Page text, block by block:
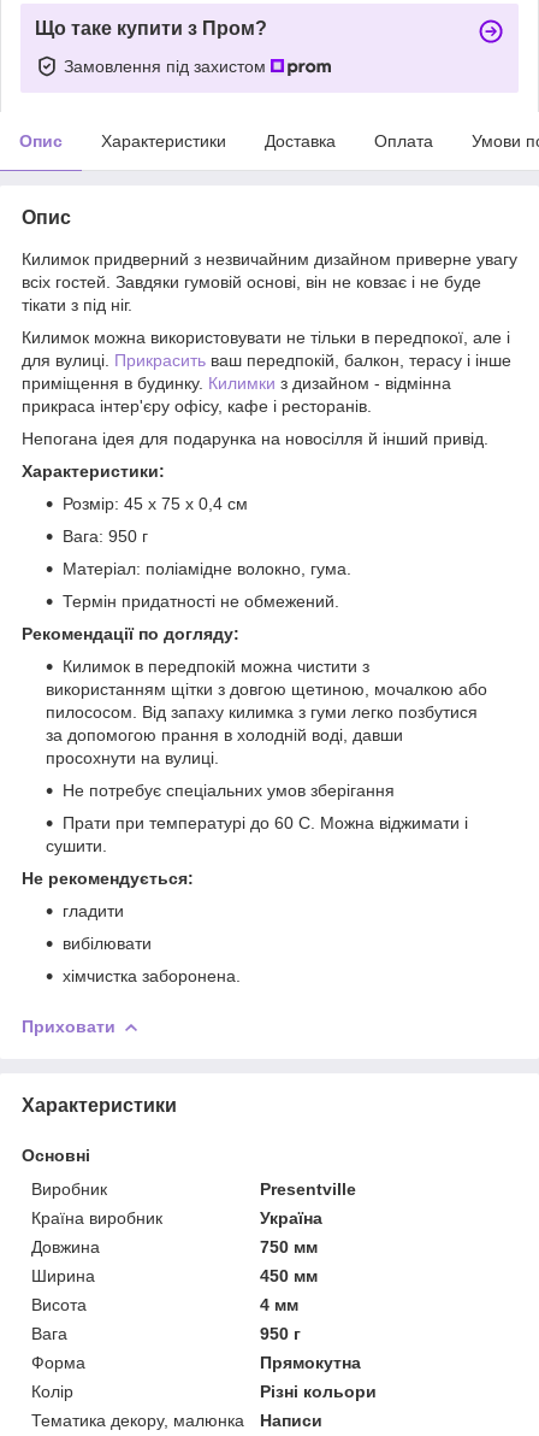
Що таке купити з Пром?
Замовлення під захистом
Опис Характеристики Доставка Оплата Умови
Опис
Килимок придверний з незвичайним дизайном приверне увагу
всіх гостей. Завдяки гумовій основі, він не ковзає і не буде
тікати з під ніг.
Килимок можна використовувати не тільки в передпокої, але і
для вулиці. Прикрасить ваш передпокій, балкон, терасу і інше
приміщення в будинку. Килимки з дизайном - відмінна
прикраса інтер'єру офісу, кафе і ресторанів.
Непогана ідея для подарунка на новосілля й інший привід.
Характеристики:
Розмір: 45 х 75 х 0,4 см
Вага: 950 г
Матеріал: поліамідне волокно, гума.
Термін придатності не обмежений.
Рекомендації по догляду:
Килимок в передпокій можна чистити з
використанням щітки з довгою щетиною, мочалкою або
пилососом. Від запаху килимка з гуми легко позбутися
за допомогою прання в холодній воді, давши
просохнути на вулиці.
Не потребує спеціальних умов зберігання
Прати при температурі до 60 С. Можна віджимати і
сушити.
Не рекомендується:
гладити
вибілювати
хімчистка заборонена.
Приховати
Характеристики
Основні
Виробник
Presentville
Країна виробник
Україна
Довжина
750 мм
Ширина
450 мм
Висота
4 мм
Вага
950 г
Форма
Прямокутна
Колір
Різні кольори
Тематика декору, малюнка
Написи